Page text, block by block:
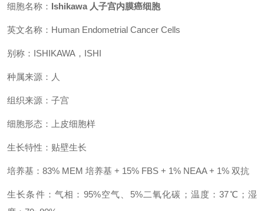
细胞名称： Ishikawa 人子宫内膜癌细胞
英文名称：Human Endometrial Cancer Cells
别称：ISHIKAWA，ISHI
种属来源：人
组织来源：子宫
细胞形态：上皮细胞样
生长特性：贴壁生长
培养基：83% MEM 培养基 + 15% FBS + 1% NEAA + 1% 双抗
生长条件：气相：95%空气、5%二氧化碳；温度：37℃；湿